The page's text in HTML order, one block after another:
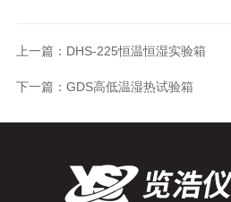
上一篇： DHS-225恒温恒湿实验箱
下一篇： GDS高低温湿热试验箱